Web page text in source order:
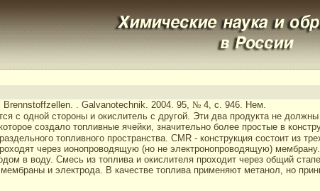
. Galvanotechnik. 2004. 95, №4, с. 946. Нем.
с одной стороны и окислитель с другой. Эти два продукта не
создало топливные ячейки, значительно более простые в
топливного пространства. CMR - конструкция состоит из
через ионопроводящую (но не электронопроводящую)
в воду. Смесь из топлива и окислителя проходит через общий
и электрода. В качестве топлива применяют метанол, но